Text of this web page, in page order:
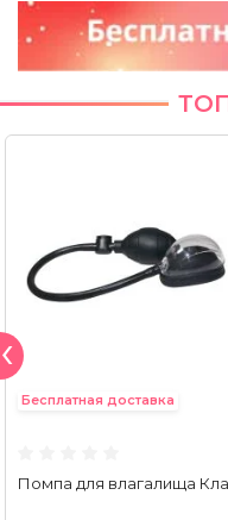
Бесплатная доставка
Помпа для влагалища